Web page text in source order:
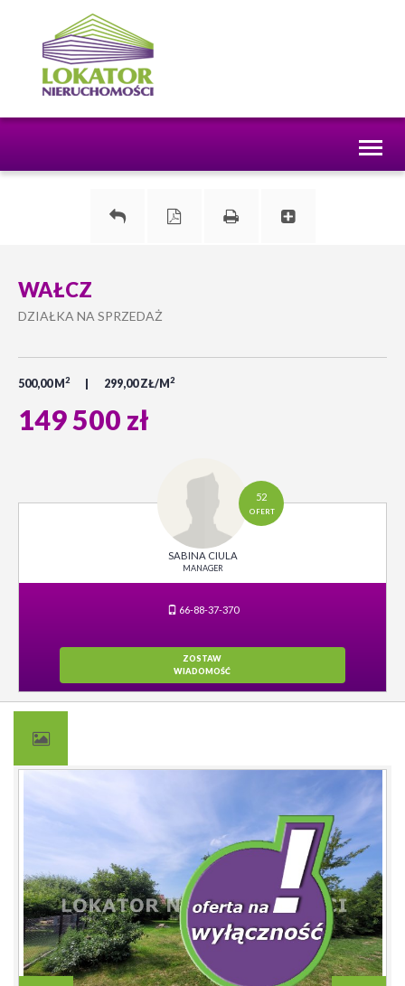
WAŁCZ
DZIAŁKA NA SPRZEDAŻ
500,00 M 2 299,00 ZŁ/M 2
149 500 zł
52
OFERT
SABINA CIULA
MANAGER
66-88-37-370
ZOSTAW
WIADOMOŚĆ